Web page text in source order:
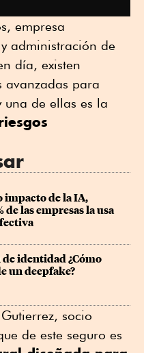
empresa
administración de
día, existen
avanzadas para
de ellas es la
impacto de la IA,
de las empresas la usa
identidad ¿Cómo
un deepfake?
socio
de este seguro es